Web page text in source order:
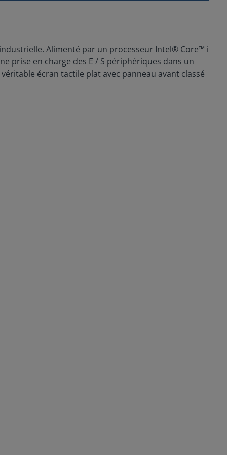
Alimenté par un processeur Intel® Core™ i
prise en charge des E / S périphériques dans un
écran tactile plat avec panneau avant classé